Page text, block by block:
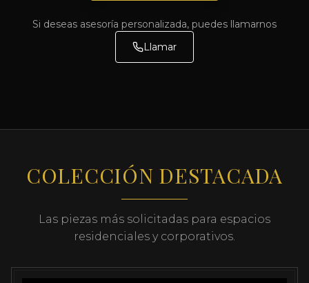
Si deseas asesoría personalizada, puedes llamarnos
Llamar
COLECCIÓN DESTACADA
Las piezas más solicitadas para espacios
residenciales y corporativos.